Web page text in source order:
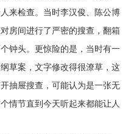
来检查。当时李汉俊、陈公博
房间进行了严密的搜查，翻箱
钟头。更惊险的是，当时有一
草案，文字修改得很潦草，这
抽屉搜查，可能认为是一张无
情节直到今天听起来都能让人